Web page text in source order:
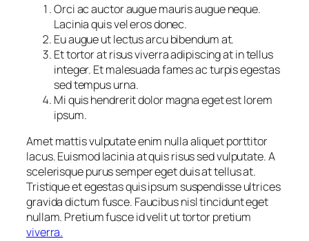
Orci ac auctor augue mauris augue neque.
Lacinia quis vel eros donec.
Eu augue ut lectus arcu bibendum at.
Et tortor at risus viverra adipiscing at in tellus
integer. Et malesuada fames ac turpis egestas
sed tempus urna.
Mi quis hendrerit dolor magna eget est lorem
ipsum.
Amet mattis vulputate enim nulla aliquet porttitor
lacus. Euismod lacinia at quis risus sed vulputate. A
scelerisque purus semper eget duis at tellus at.
Tristique et egestas quis ipsum suspendisse ultrices
gravida dictum fusce. Faucibus nisl tincidunt eget
nullam. Pretium fusce id velit ut tortor pretium
viverra.